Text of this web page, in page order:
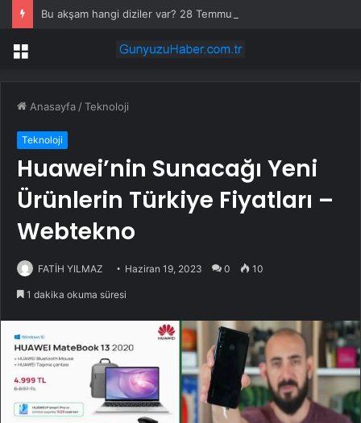
Menü
Anasayfa /Teknoloji
Teknoloji
Huawei’nin Sunacağı Yeni
Ürünlerin Türkiye Fiyatları –
Webtekno
FATİH YILMAZ Haziran 19, 2023 0 10
1 dakika okuma süresi